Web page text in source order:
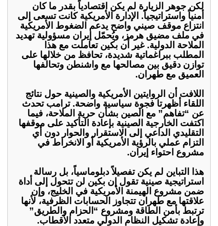
لكن جوهر الزيارة لم يكن اقتصادياً بقدر ما كان
أمنياً واستراتيجياً. الإدارة الأمريكية كانت تسعى إلى
انتزاع موقف صيني واضح يدعم الضغوط الأمريكية
في ملف مضيق هرمز، ويُحمّل إيران مسؤولية تهديد
الملاحة الدولية. غير أن بكين تعاملت مع هذا
المطلب ببراغماتية شديدة، تحافظ من خلالها على
توازن دقيق بين مصالحها مع واشنطن وتحالفها
العميق مع طهران.
اللافت أن الروايتين الأمريكية والصينية حول نتائج
اللقاء أظهرتا فجوة سياسية واضحة. ترامب تحدث
عن “تفاهم” مع الصين بشأن حرية الملاحة، فيما
اكتفت الخارجية الصينية بإعادة التأكيد على موقفها
التقليدي الداعي إلى الاستقرار والحوار دون أي
التزام عملي بالرؤية الأمريكية أو الانخراط في
مشروع احتواء إيران.
هذا التباين لم يكن تفصيلاً دبلوماسياً، بل رسالة
استراتيجية صينية تقول إن بكين لن تتحول إلى أداة
ضمن مشروع الهيمنة الأمريكية في الخليج، وإن
علاقتها مع طهران تتجاوز الحسابات الظرفية، لأنها
ترتبط بأمن الطاقة ومشروع “الحزام والطريق”
وإعادة تشكيل النظام الدولي متعدد الأقطاب.